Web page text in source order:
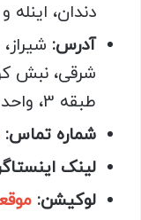
دندان، اینله
آدرس:
طبقه 3، واحد 301
شماره تماس:
لینک
لوکیشن: